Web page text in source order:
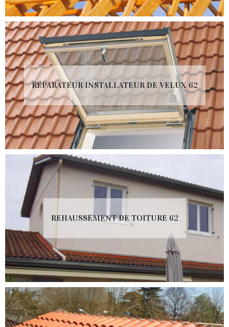
RÉPARATEUR INSTALLATEUR DE VELUX 62
REHAUSSEMENT DE TOITURE 62